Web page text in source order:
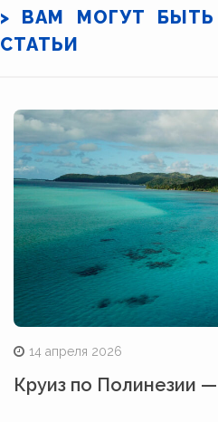
> ВАМ МОГУТ
СТАТЬИ
14 апреля 2026
Круиз по Полинезии